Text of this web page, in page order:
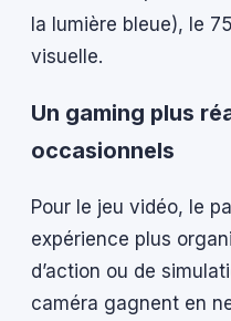
la lumière bleue), le
visuelle.
Un gaming plus
occasionnels
Pour le jeu vidéo, le
expérience plus
d’action ou de
caméra gagnent en